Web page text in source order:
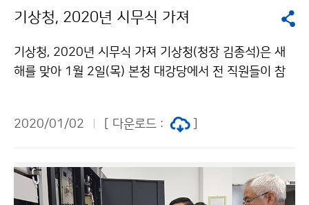
기상청, 2020년 시무식 가져
기상청, 2020년 시무식 가져 기상청(청장 김종석)은 새
해를 맞아 1월 2일(목) 본청 대강당에서 전 직원들이 참
2020/01/02
[ 다운로드 :